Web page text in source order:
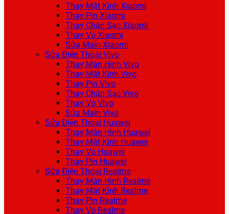
Thay Mặt Kính Xiaomi
Thay Pin Xiaomi
Thay Chân Sạc Xiaomi
Thay Vỏ Xiaomi
Sửa Main Xiaomi
Sửa Điện Thoại Vivo
Thay Màn Hình Vivo
Thay Mặt Kính Vivo
Thay Pin Vivo
Thay Chân Sạc Vivo
Thay Vỏ Vivo
Sửa Main Vivo
Sửa Điện Thoại Huawei
Thay Màn Hình Huawei
Thay Mặt Kính Huawei
Thay Vỏ Huawei
Thay Pin Huawei
Sửa Điện Thoại Realme
Thay Màn Hình Realme
Thay Mặt Kính Realme
Thay Pin Realme
Thay Vỏ Realme